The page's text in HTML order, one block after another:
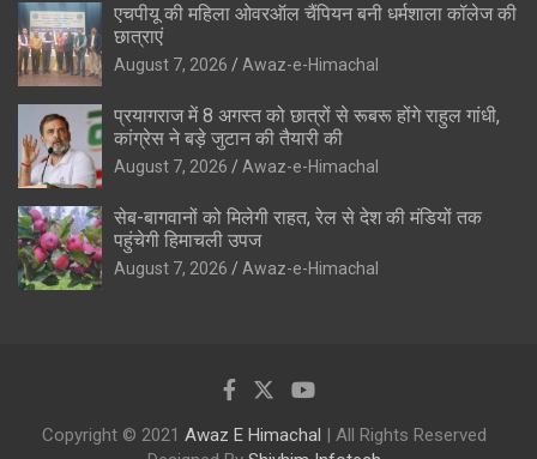
एचपीयू की महिला ओवरऑल चैंपियन बनी धर्मशाला कॉलेज की
छात्राएं
August 7, 2026 Awaz-e-Himachal
प्रयागराज में 8 अगस्त को छात्रों से रूबरू होंगे राहुल गांधी,
कांग्रेस ने बड़े जुटान की तैयारी की
August 7, 2026 Awaz-e-Himachal
सेब-बागवानों को मिलेगी राहत, रेल से देश की मंडियों तक
पहुंचेगी हिमाचली उपज
August 7, 2026 Awaz-e-Himachal
Copyright © 2021 Awaz E Himachal | All Rights Reserved